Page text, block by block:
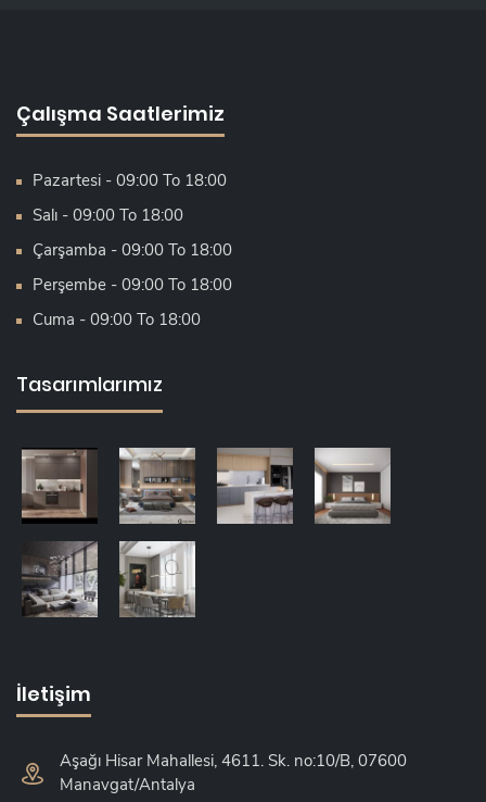
Çalışma Saatlerimiz
Pazartesi - 09:00 To 18:00
Salı - 09:00 To 18:00
Çarşamba - 09:00 To 18:00
Perşembe - 09:00 To 18:00
Cuma - 09:00 To 18:00
Tasarımlarımız
İletişim
Aşağı Hisar Mahallesi, 4611. Sk. no:10/B, 07600
Manavgat/Antalya